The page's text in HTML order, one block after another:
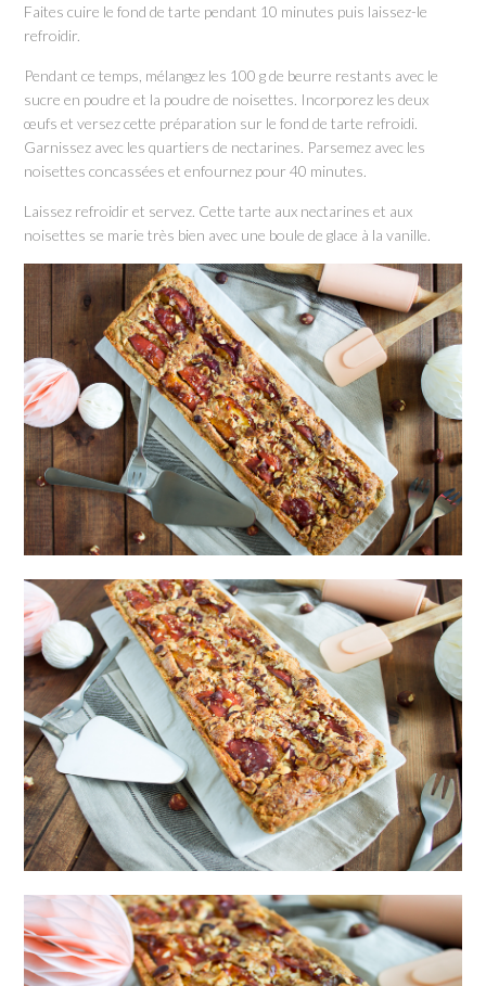
Faites cuire le fond de tarte pendant 10 minutes puis laissez-le
refroidir.
Pendant ce temps, mélangez les 100 g de beurre restants avec le
sucre en poudre et la poudre de noisettes. Incorporez les deux
œufs et versez cette préparation sur le fond de tarte refroidi.
Garnissez avec les quartiers de nectarines. Parsemez avec les
noisettes concassées et enfournez pour 40 minutes.
Laissez refroidir et servez. Cette tarte aux nectarines et aux
noisettes se marie très bien avec une boule de glace à la vanille.